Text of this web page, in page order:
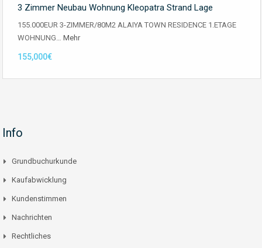
3 Zimmer Neubau Wohnung Kleopatra Strand Lage
155.000EUR 3-ZIMMER/80M2 ALAIYA TOWN RESIDENCE 1.ETAGE
WOHNUNG… Mehr
155,000€
Info
Grundbuchurkunde
Kaufabwicklung
Kundenstimmen
Nachrichten
Rechtliches